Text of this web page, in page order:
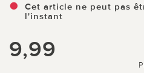
Cet article ne peut pas
l'instant
9,99